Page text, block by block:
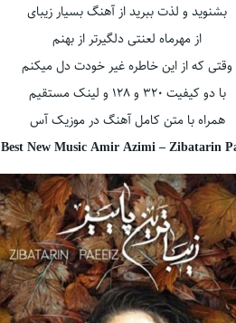
بشنوید و لذت ببرید از آهنگ بسیار زیبای
از مهرماه لعنتی دلگیرتر از بهنم
وقتی که از این خاطره غیر خودت دل میکنم
با دو کیفیت ۳۲۰ و ۱۲۸ و لینک مستقیم
همراه با متن کامل آهنگ در موزیک آس
Best New Music Amir Azimi – Zibatarin